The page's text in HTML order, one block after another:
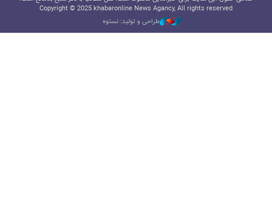
Copyright © 2025 khabaronline News Agancy, All rights reserved
طراحی و تولید: نستوه